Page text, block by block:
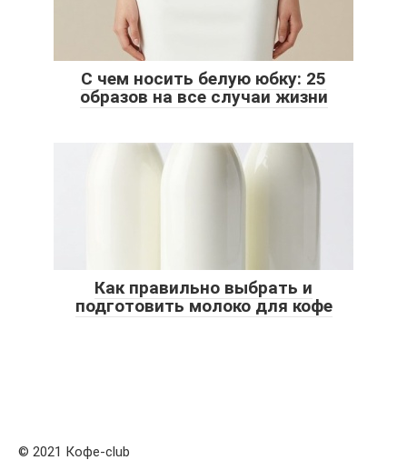
С чем носить белую юбку: 25
образов на все случаи жизни
Как правильно выбрать и
подготовить молоко для кофе
© 2021 Кофе-club